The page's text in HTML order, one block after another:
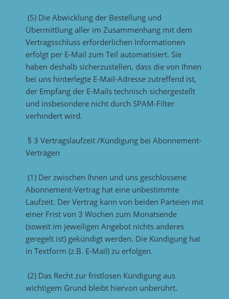
(5) Die Abwicklung der Bestellung und
Übermittlung aller im Zusammenhang mit dem
Vertragsschluss erforderlichen Informationen
erfolgt per E-Mail zum Teil automatisiert. Sie
haben deshalb sicherzustellen, dass die von Ihnen
bei uns hinterlegte E-Mail-Adresse zutreffend ist,
der Empfang der E-Mails technisch sichergestellt
und insbesondere nicht durch SPAM-Filter
verhindert wird.
§ 3 Vertragslaufzeit /Kündigung bei Abonnement-
Verträgen
(1) Der zwischen Ihnen und uns geschlossene
Abonnement-Vertrag hat eine unbestimmte
Laufzeit. Der Vertrag kann von beiden Parteien mit
einer Frist von 3 Wochen zum Monatsende
(soweit im jeweiligen Angebot nichts anderes
geregelt ist) gekündigt werden. Die Kündigung hat
in Textform (z.B. E-Mail) zu erfolgen.
(2) Das Recht zur fristlosen Kündigung aus
wichtigem Grund bleibt hiervon unberührt.